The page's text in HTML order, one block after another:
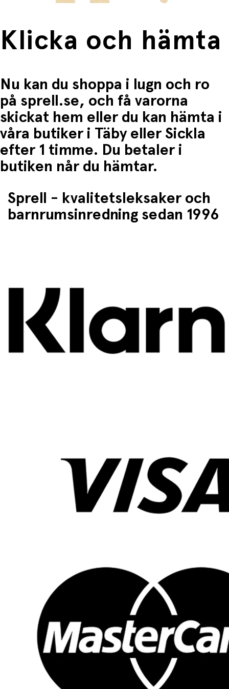
Klicka och hämta
Nu kan du shoppa i lugn och ro
på sprell.se, och få varorna
skickat hem eller du kan hämta i
våra butiker i Täby eller Sickla
efter 1 timme. Du betaler i
butiken når du hämtar.
Sprell - kvalitetsleksaker och
barnrumsinredning sedan 1996